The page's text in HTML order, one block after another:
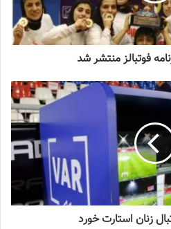
در انتظار فوتبال بانوان است
را در اینستاگرام دنبال کنید
زنان مریم جهان نجاتی
زنان استارت خورد